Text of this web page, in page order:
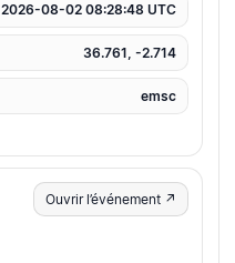
2026-08-02 08:28:48 UTC
36.761, -2.714
emsc
Ouvrir l’événement ↗